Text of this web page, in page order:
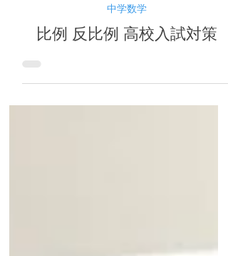
1 日前
中学数学
比例 反比例 高校入試対策